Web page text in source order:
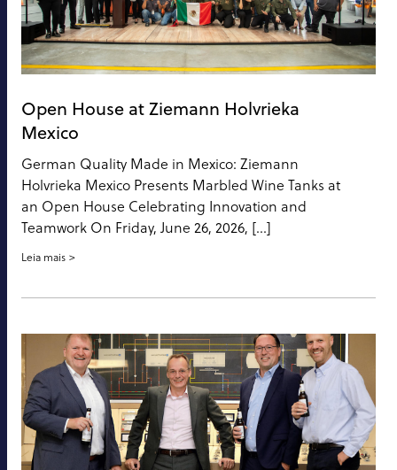
Open House at Ziemann Holvrieka
Mexico
German Quality Made in Mexico: Ziemann
Holvrieka Mexico Presents Marbled Wine Tanks at
an Open House Celebrating Innovation and
Teamwork On Friday, June 26, 2026, […]
Leia mais